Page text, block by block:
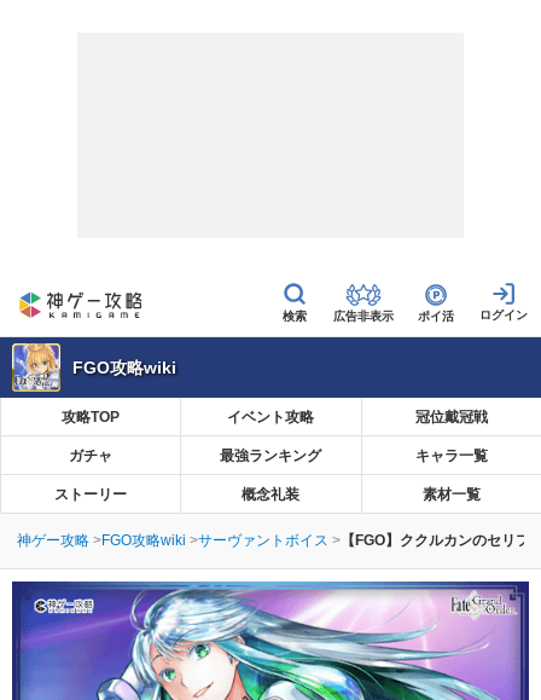
広告非表示 ポイ活
FGO攻略wiki
攻略TOP イベント攻略 冠位戴冠戦
ガチャ 最強ランキング キャラ一覧
ストーリー 概念礼装 素材一覧
神ゲー攻略 FGO攻略wiki サーヴァントボイス 【FGO】ククルカンのセリ